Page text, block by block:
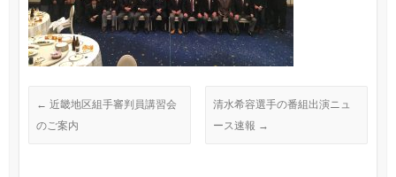
← 近畿地区組手審判員講習会
のご案内
清水希容選手の番組出演ニュ
ース速報 →